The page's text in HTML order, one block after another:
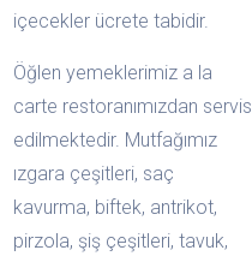
içecekler ücrete tabidir.
Öğlen yemeklerimiz a la
carte restoranımızdan servis
edilmektedir. Mutfağımız
ızgara çeşitleri, saç
kavurma, biftek, antrikot,
pirzola, şiş çeşitleri, tavuk,